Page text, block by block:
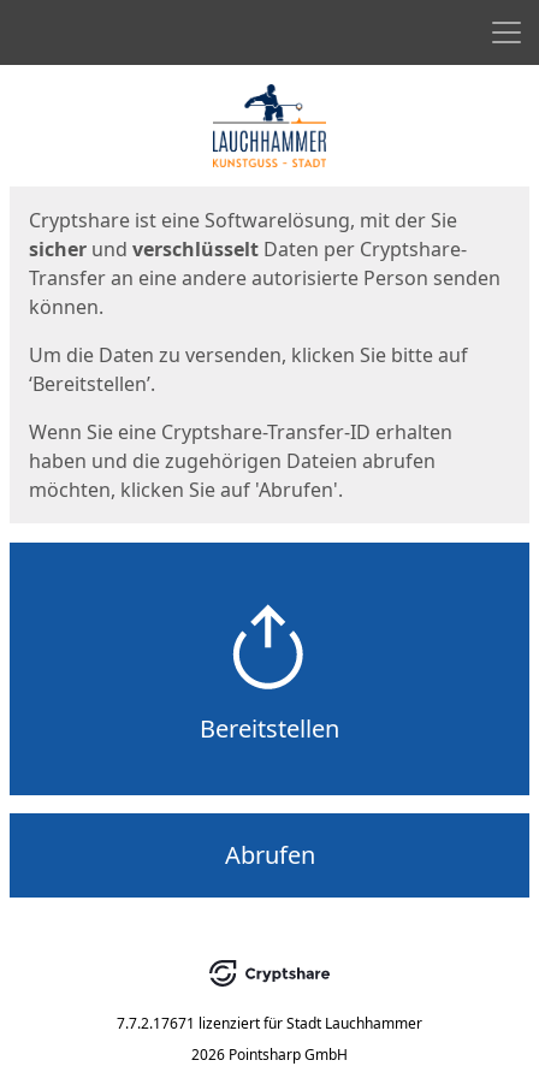
Cryptshare ist eine Softwarelösung, mit der Sie
sicher und verschlüsselt Daten per Cryptshare-
Transfer an eine andere autorisierte Person senden
können.
Um die Daten zu versenden, klicken Sie bitte auf
‘Bereitstellen’.
Wenn Sie eine Cryptshare-Transfer-ID erhalten
haben und die zugehörigen Dateien abrufen
möchten, klicken Sie auf 'Abrufen'.
Bereitstellen
Abrufen
7.7.2.17671 lizenziert fürStadt Lauchhammer
2026 Pointsharp GmbH